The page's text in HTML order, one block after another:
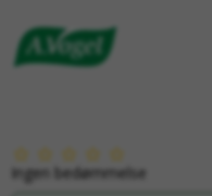
Ingen bedømmelse